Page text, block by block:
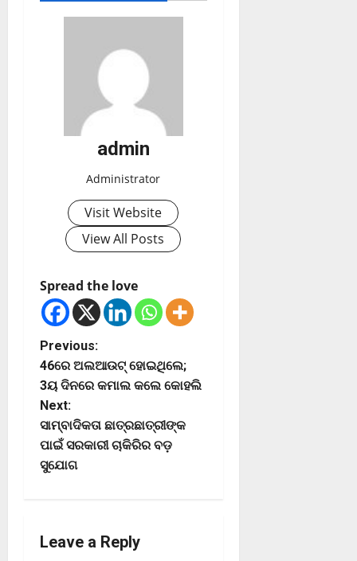
admin
Administrator
Visit Website
View All Posts
Spread the love
Previous:
46ରେ ଅଲଆଉଟ୍ ହୋଇଥିଲେ;
3ୟ ଦିନରେ କମାଲ କଲେ କୋହଲି
Next:
ସାମ୍ବାଦିକତା ଛାତ୍ରଛାତ୍ରୀଙ୍କ
ପାଇଁ ସରକାରୀ ଚାକିରିର ବଡ଼
ସୁଯୋଗ
Leave a Reply